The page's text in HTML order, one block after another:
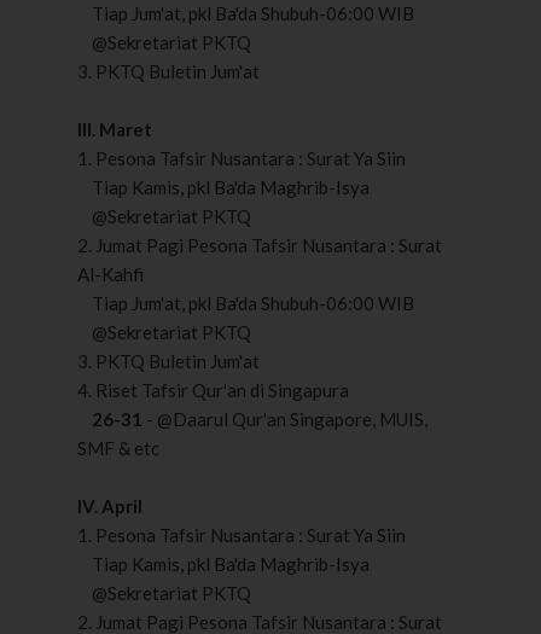
Tiap Jum'at, pkl Ba'da Shubuh-06:00 WIB
@Sekretariat PKTQ
3. PKTQ Buletin Jum'at
III. Maret
1. Pesona Tafsir Nusantara : Surat Ya Siin
Tiap Kamis, pkl Ba'da Maghrib-Isya
@Sekretariat PKTQ
2. Jumat Pagi Pesona Tafsir Nusantara : Surat
Al-Kahfi
Tiap Jum'at, pkl Ba'da Shubuh-06:00 WIB
@Sekretariat PKTQ
3. PKTQ Buletin Jum'at
4. Riset Tafsir Qur'an di Singapura
26-31 - @Daarul Qur'an Singapore, MUIS,
SMF & etc
IV. April
1. Pesona Tafsir Nusantara : Surat Ya Siin
Tiap Kamis, pkl Ba'da Maghrib-Isya
@Sekretariat PKTQ
2. Jumat Pagi Pesona Tafsir Nusantara : Surat